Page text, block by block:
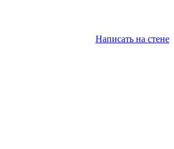
Написать на стене